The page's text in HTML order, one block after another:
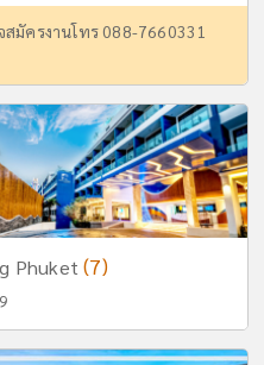
มัครงานโทร 088-7660331
Phuket(7)